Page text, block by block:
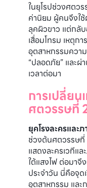
ในยุโรปช่วงศตว
ค่านิยม ผู้คนจึงใ
ลุคผิวขาว แต่กลั
เสื่อมโทรม เหตุ
อุตสาหกรรมควา
“ปลอดภัย” และผ่
เวลาต่อมา
การเปลี่ย
ศตวรรษที่
ยุคโรงละครและ
ช่วงต้นศตวรรษ
แสดงละครเวทีแ
ใต้แสงไฟ ต่อมาจึ
ประจำวัน นี่คือจุ
อุตสาหกรรม และ